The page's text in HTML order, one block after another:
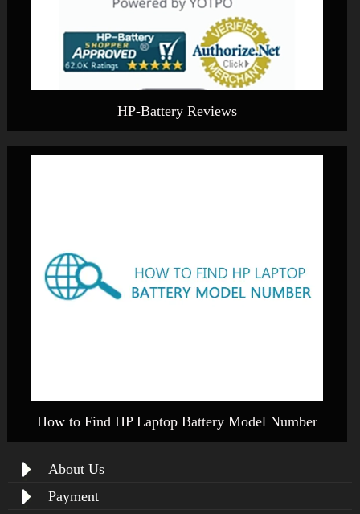
HP-Battery Reviews
How to Find HP Laptop Battery Model Number
About Us
Payment